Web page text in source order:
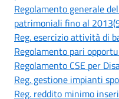
Regolamento generale
patrimoniali fino al
Reg. esercizio attività di
Regolamento pari
Regolamento CSE per
Reg. gestione impianti
Reg. reddito minimo